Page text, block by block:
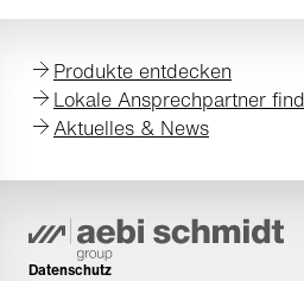
Produkte entdecken
Lokale Ansprechpartner
Aktuelles & News
Datenschutz